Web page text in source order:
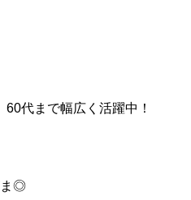
代まで幅広く活躍中！
ま◎